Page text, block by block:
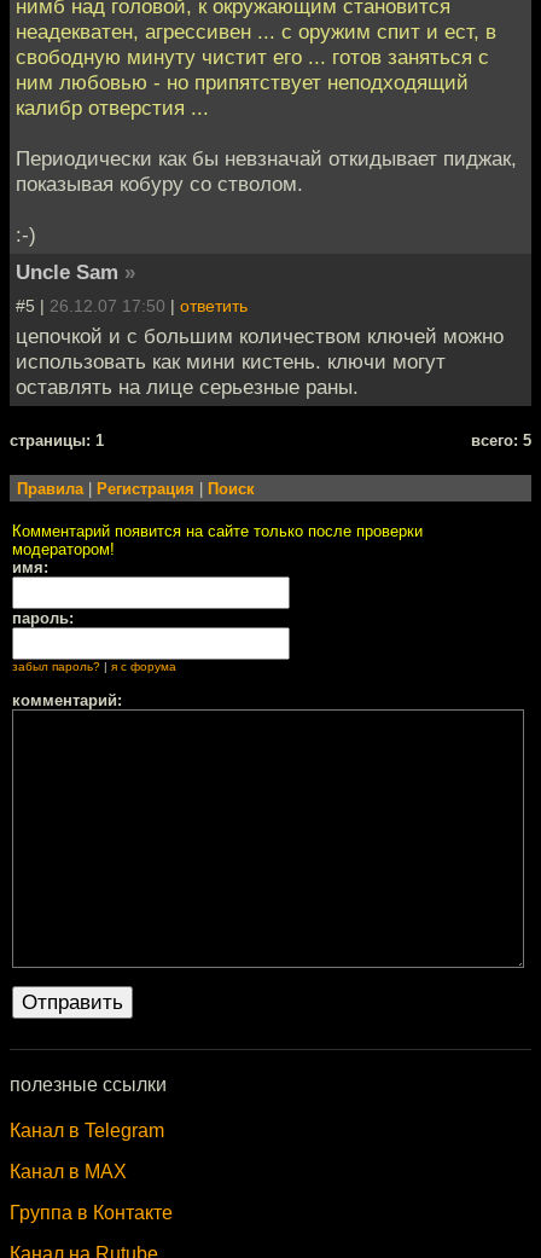
нимб над головой, к окружающим становится
неадекватен, агрессивен ... с оружим спит и ест, в
свободную минуту чистит его ... готов заняться с
ним любовью - но припятствует неподходящий
калибр отверстия ...
Периодически как бы невзначай откидывает пиджак,
показывая кобуру со стволом.
:-)
Uncle Sam »
#5 | 26.12.07 17:50 | ответить
цепочкой и с большим количеством ключей можно
использовать как мини кистень. ключи могут
оставлять на лице серьезные раны.
cтраницы: 1 всего: 5
Правила| Регистрация Поиск
Комментарий появится на сайте только после проверки
модератором!
имя:
пароль:
забыл пароль? | я с форума
комментарий:
полезные ссылки
Канал в Telegram
Канал в MAX
Группа в Контакте
Канал на Rutube